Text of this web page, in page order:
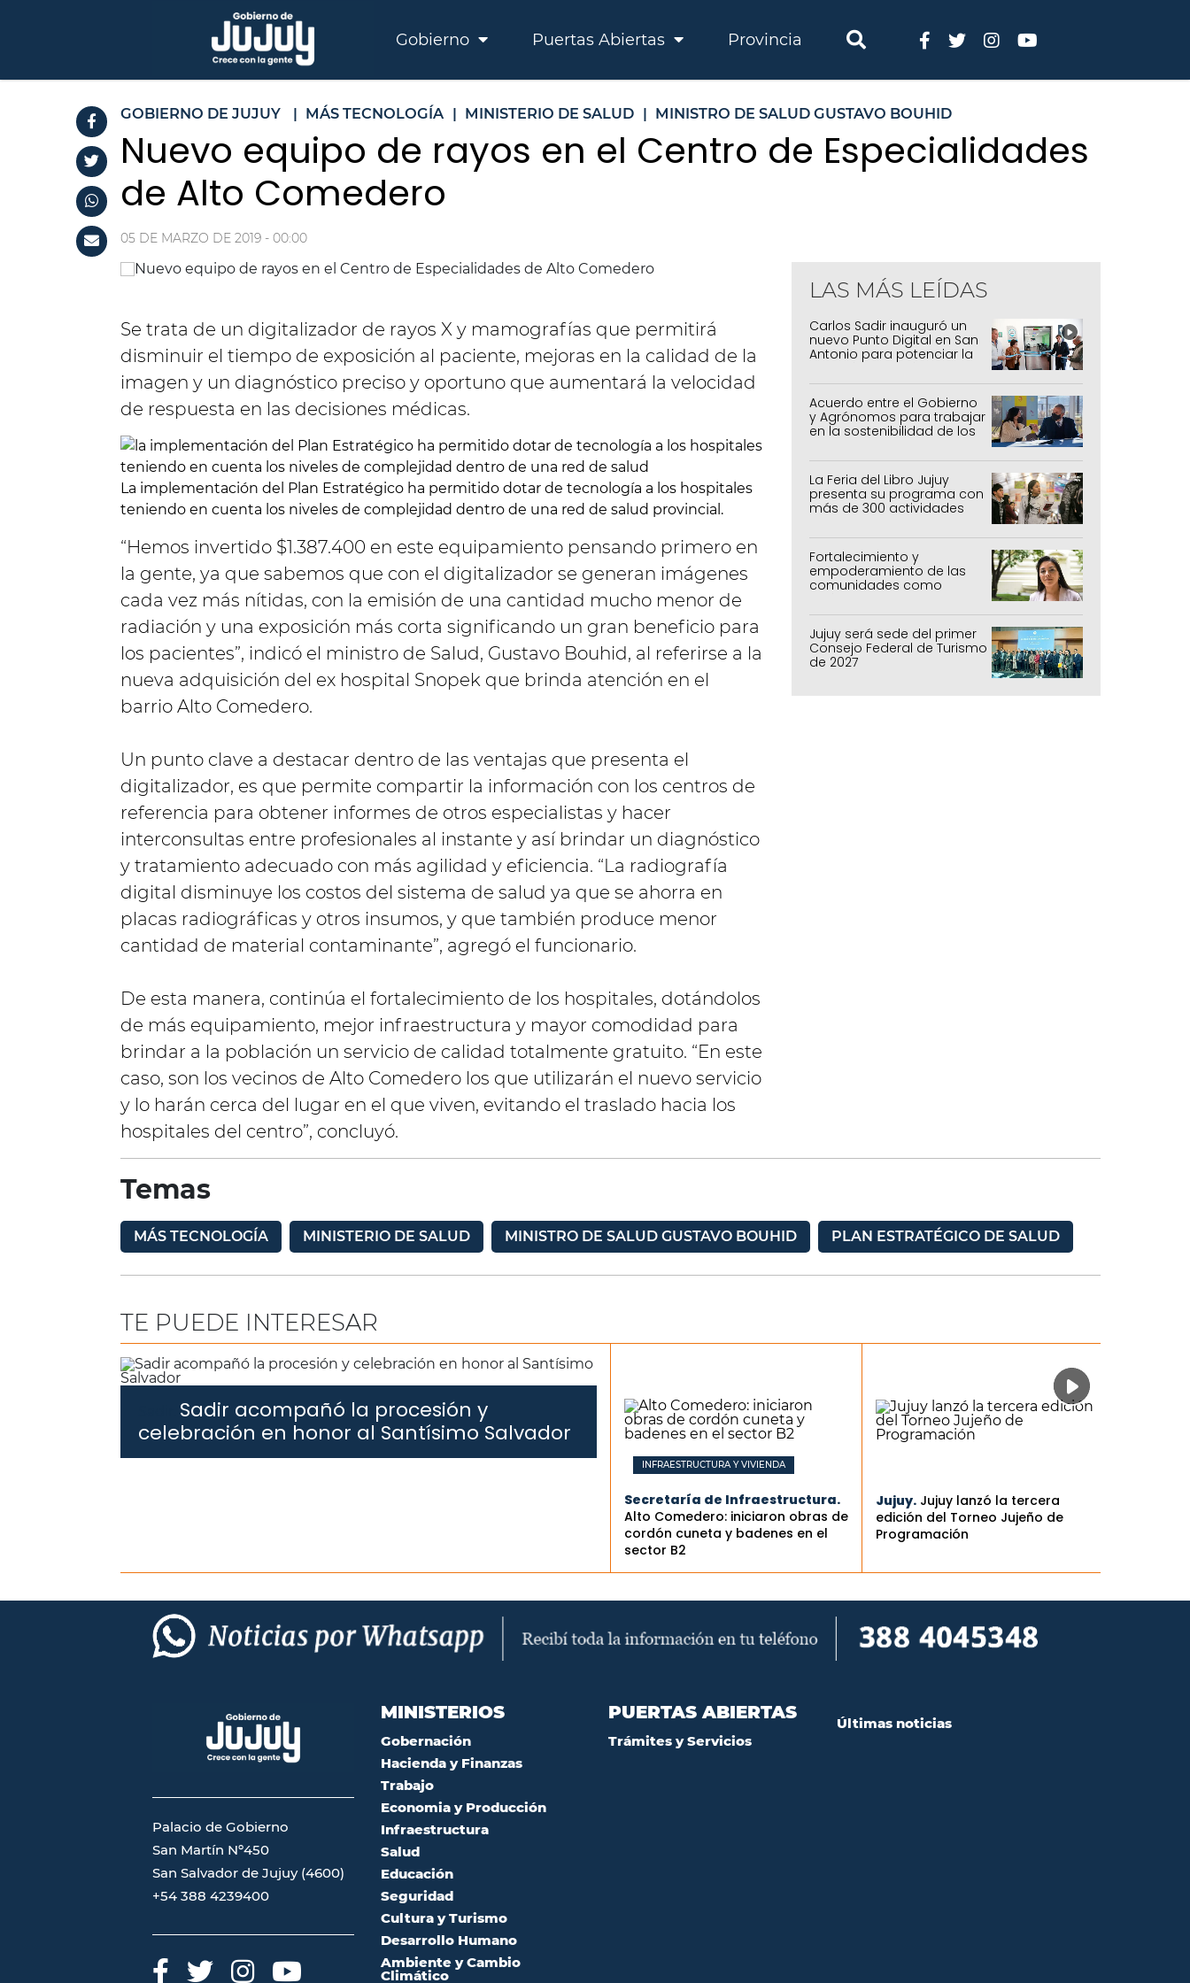
Gobierno Puertas Abiertas Provincia
GOBIERNO DE JUJUY | MÁS TECNOLOGÍA | MINISTERIO DE SALUD | MINISTRO DE SALUD GUSTAVO BOUHID
Nuevo equipo de rayos en el Centro de Especialidades
de Alto Comedero
05 DE MARZO DE 2019 - 00:00
Se trata de un digitalizador de rayos X y mamografías que permitirá
disminuir el tiempo de exposición al paciente, mejoras en la calidad de la
imagen y un diagnóstico preciso y oportuno que aumentará la velocidad
de respuesta en las decisiones médicas.
La implementación del Plan Estratégico ha permitido dotar de tecnología a los hospitales
teniendo en cuenta los niveles de complejidad dentro de una red de salud provincial.
“Hemos invertido $1.387.400 en este equipamiento pensando primero en
la gente, ya que sabemos que con el digitalizador se generan imágenes
cada vez más nítidas, con la emisión de una cantidad mucho menor de
radiación y una exposición más corta significando un gran beneficio para
los pacientes”, indicó el ministro de Salud, Gustavo Bouhid, al referirse a la
nueva adquisición del ex hospital Snopek que brinda atención en el
barrio Alto Comedero.
Un punto clave a destacar dentro de las ventajas que presenta el
digitalizador, es que permite compartir la información con los centros de
referencia para obtener informes de otros especialistas y hacer
interconsultas entre profesionales al instante y así brindar un diagnóstico
y tratamiento adecuado con más agilidad y eficiencia. “La radiografía
digital disminuye los costos del sistema de salud ya que se ahorra en
placas radiográficas y otros insumos, y que también produce menor
cantidad de material contaminante”, agregó el funcionario.
De esta manera, continúa el fortalecimiento de los hospitales, dotándolos
de más equipamiento, mejor infraestructura y mayor comodidad para
brindar a la población un servicio de calidad totalmente gratuito. “En este
caso, son los vecinos de Alto Comedero los que utilizarán el nuevo servicio
y lo harán cerca del lugar en el que viven, evitando el traslado hacia los
hospitales del centro”, concluyó.
LAS MÁS LEÍDAS
Carlos Sadir inauguró un
nuevo Punto Digital en San
Antonio para potenciar la
Acuerdo entre el Gobierno
y Agrónomos para trabajar
en la sostenibilidad de los
agrícolas, pecuarios y
forestal
La Feria del Libro Jujuy
presenta su programa con
más de 300 actividades
Fortalecimiento y
empoderamiento de las
comunidades como
Jujuy será sede del primer
Consejo Federal de Turismo
de 2027
Temas
MÁS TECNOLOGÍA MINISTERIO DE SALUD MINISTRO DE SALUD GUSTAVO BOUHID PLAN ESTRATÉGICO DE SALUD
TE PUEDE INTERESAR
Sadir acompañó la procesión y
celebración en honor al Santísimo Salvador
INFRAESTRUCTURA Y VIVIENDA
Secretaría de Infraestructura.
Alto Comedero: iniciaron obras de
cordón cuneta y badenes en el
sector B2
Jujuy. Jujuy lanzó la tercera
edición del Torneo Jujeño de
Programación
Palacio de Gobierno
San Martín Nº450
San Salvador de Jujuy (4600)
+54 388 4239400
MINISTERIOS
Gobernación
Hacienda y Finanzas
Trabajo
Economia y Producción
Infraestructura
Salud
Educación
Seguridad
Cultura y Turismo
Desarrollo Humano
Ambiente y Cambio
Climático
PUERTAS ABIERTAS
Trámites y Servicios
Últimas noticias